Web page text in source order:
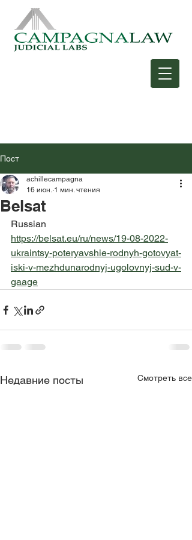
Пост
Belsat
achillecampagna
16 июн. 1 мин. чтения
Russian
https://belsat.eu/ru/news/19-08-2022-
ukraintsy-poteryavshie-rodnyh-gotovyat-
iski-v-mezhdunarodnyj-ugolovnyj-sud-v-
gaage
Недавние посты Смотреть все